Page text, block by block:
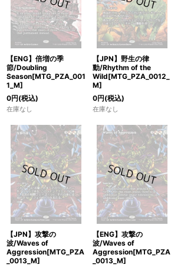
【ENG】倍増の季
節/Doubling
Season[MTG_PZA_001
1_M]
0円(税込)
在庫なし
【JPN】野生の律
動/Rhythm of the
Wild[MTG_PZA_0012_
M]
0円(税込)
在庫なし
【JPN】攻撃の
波/Waves of
Aggression[MTG_PZA
_0013_M]
【ENG】攻撃の
波/Waves of
Aggression[MTG_PZA
_0013_M]